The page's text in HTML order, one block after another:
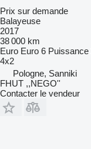
Prix sur demande
Balayeuse
2017
38 000 km
Euro Euro 6 Puissance
4x2
Pologne, Sanniki
FHUT ,,NEGO''
Contacter le vendeur